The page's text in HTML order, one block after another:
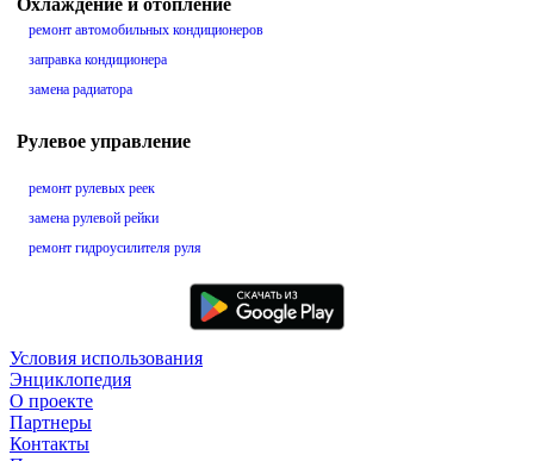
Охлаждение и отопление
ремонт автомобильных кондиционеров
заправка кондиционера
замена радиатора
Рулевое управление
ремонт рулевых реек
замена рулевой рейки
ремонт гидроусилителя руля
Условия использования
Энциклопедия
О проекте
Партнеры
Контакты